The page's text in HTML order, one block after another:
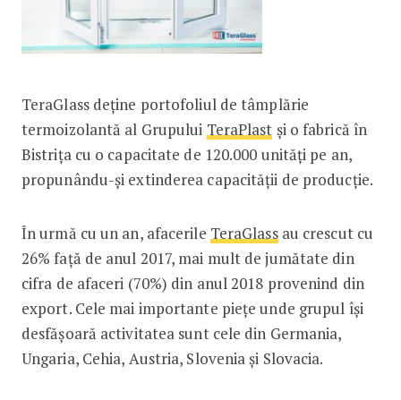
TeraGlass deține portofoliul de tâmplărie
termoizolantă al Grupului TeraPlast și o fabrică în
Bistrița cu o capacitate de 120.000 unități pe an,
propunându-și extinderea capacității de producție.
În urmă cu un an, afacerile TeraGlassau crescut cu
26% față de anul 2017, mai mult de jumătate din
cifra de afaceri (70%) din anul 2018 provenind din
export. Cele mai importante piețe unde grupul își
desfășoară activitatea sunt cele din Germania,
Ungaria, Cehia, Austria, Slovenia și Slovacia.